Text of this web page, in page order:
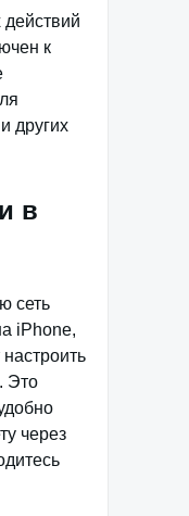
к
других
в
сеть
iPhone,
Это
через